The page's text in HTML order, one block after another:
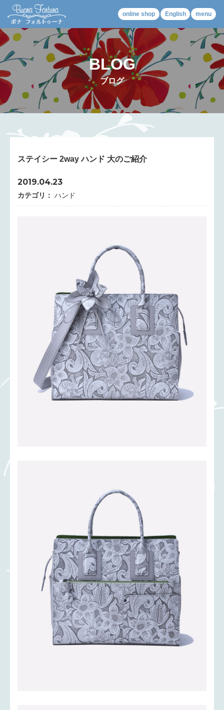
online shop English menu
BLOG
ブログ
ステイシー 2way ハンド 大のご紹介
2019.04.23
カテゴリ： ハンド